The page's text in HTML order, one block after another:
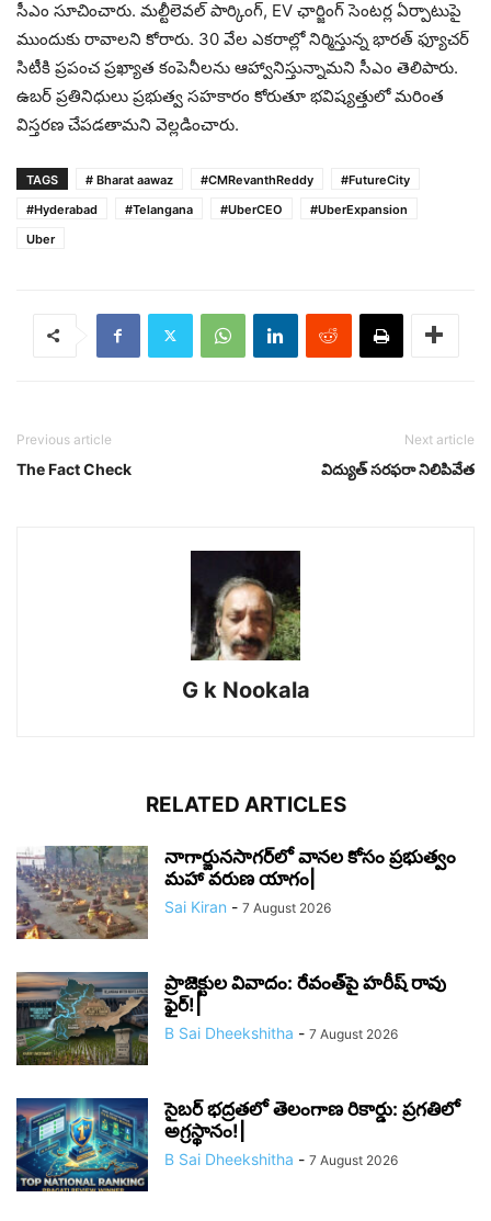
సీఎం సూచించారు. మల్టీలెవల్ పార్కింగ్, EV ఛార్జింగ్ సెంటర్ల ఏర్పాటుపై
ముందుకు రావాలని కోరారు. 30 వేల ఎకరాల్లో నిర్మిస్తున్న భారత్ ఫ్యూచర్
సిటీకి ప్రపంచ ప్రఖ్యాత కంపెనీలను ఆహ్వానిస్తున్నామని సీఎం తెలిపారు.
ఉబర్ ప్రతినిధులు ప్రభుత్వ సహకారం కోరుతూ భవిష్యత్తులో మరింత
విస్తరణ చేపడతామని వెల్లడించారు.
TAGS # Bharat aawaz #CMRevanthReddy
#FutureCity
#Hyderabad
#Telangana #UberCEO
#UberExpansion
Uber
Previous article
The Fact Check
Next article
విద్యుత్ సరఫరా నిలిపివేత
G k Nookala
RELATED ARTICLES
నాగార్జునసాగర్‌లో వానల కోసం ప్రభుత్వం
మహా వరుణ యాగం|
Sai Kiran - 7 August 2026
ప్రాజెక్టుల వివాదం: రేవంత్‌పై హరీష్ రావు
ఫైర్!|
B Sai Dheekshitha - 7 August 2026
సైబర్ భద్రతలో తెలంగాణ రికార్డు: ప్రగతిలో
అగ్రస్థానం!|
B Sai Dheekshitha - 7 August 2026